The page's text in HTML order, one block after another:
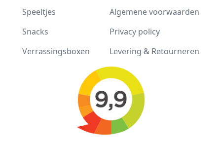
Speeltjes
Snacks
Verrassingsboxen
Algemene voorwaarden
Privacy policy
Levering & Retourneren